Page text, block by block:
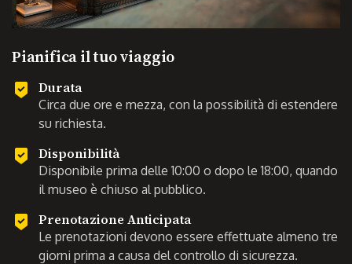
Pianifica il tuo viaggio
Durata
Circa due ore e mezza, con la possibilità di estendere
su richiesta.
Disponibilità
Disponibile prima delle 10:00 o dopo le 18:00, quando
il museo è chiuso al pubblico.
Prenotazione Anticipata
Le prenotazioni devono essere effettuate almeno tre
giorni prima a causa del controllo di sicurezza.